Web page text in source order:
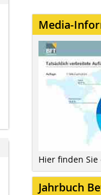
Media-
Hier finden
Jahrbuch